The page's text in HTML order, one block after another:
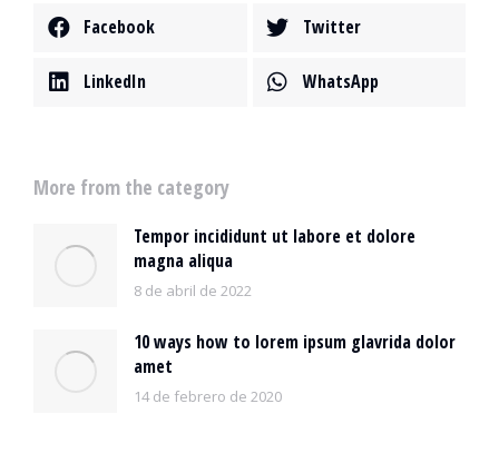
Facebook Twitter
LinkedIn WhatsApp
More from the category
Tempor incididunt ut labore et dolore
magna aliqua
8 de abril de 2022
10 ways how to lorem ipsum glavrida dolor
amet
14 de febrero de 2020